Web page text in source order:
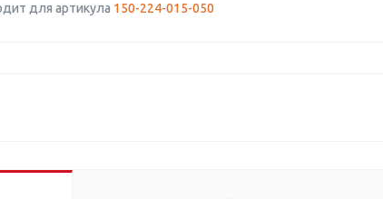
для артикула 150-224-015-050